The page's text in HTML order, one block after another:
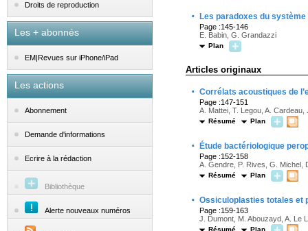
Droits de reproduction
Les + abonnés
EM|Revues sur iPhone/iPad
Les actions
Abonnement
Demande d'informations
Ecrire à la rédaction
Bibliothèque
Alerte nouveaux numéros
· Les paradoxes du
Page :145-146
E. Babin, G. Grandazzi
Plan
Articles originaux
· Corrélats acoustiques de
Page :147-151
A. Mattei, T. Legou, A.
Résumé Plan
· Étude bactériologique
Page :152-158
A. Gendre, P. Rives, G. Michel,
Résumé Plan
· Ossiculoplasties totales et
Page :159-163
J. Dumont, M. Abouzayd, A. Le
Résumé Plan